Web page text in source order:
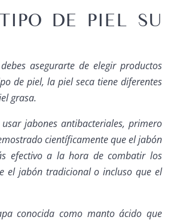
DE PIEL SU
asegurarte de elegir productos
de piel, la piel seca tiene diferentes
grasa.
jabones antibacteriales, primero
científicamente que el jabón
efectivo a la hora de combatir los
el jabón tradicional o incluso que el
conocida como manto ácido que